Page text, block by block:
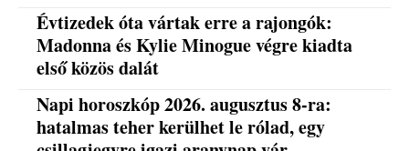
Évtizedek óta vártak erre a rajongók:
Madonna és Kylie Minogue végre kiadta
első közös dalát
Napi horoszkóp 2026. augusztus 8-ra:
hatalmas teher kerülhet le rólad, egy